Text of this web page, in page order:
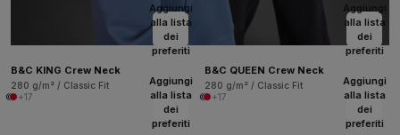
Aggiungi
alla lista
dei
preferiti
B&C KING Crew Neck
280 g/m² / Classic Fit
+17
Aggiungi
alla lista
dei
preferiti
B&C QUEEN Crew Neck
280 g/m² / Classic Fit
+17
Aggiungi
alla lista
dei
preferiti
Aggiungi
alla lista
dei
preferiti